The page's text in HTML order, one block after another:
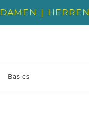
DAMEN | HERREN
Basics